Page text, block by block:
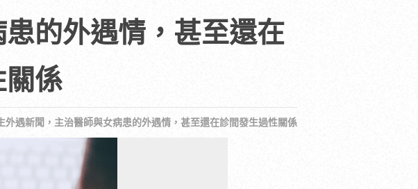
的外遇情，甚至還在
關係
外遇新聞，主治醫師與女病患的外遇情，甚至還在診間發生過性關係